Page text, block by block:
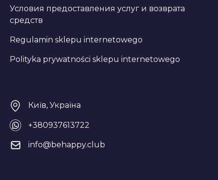
Условия предоставления услуг и возврата
средств
Regulamin sklepu internetowego
Polityka prywatności sklepu internetowego
Київ, Україна
+380937613722
info@behappy.club